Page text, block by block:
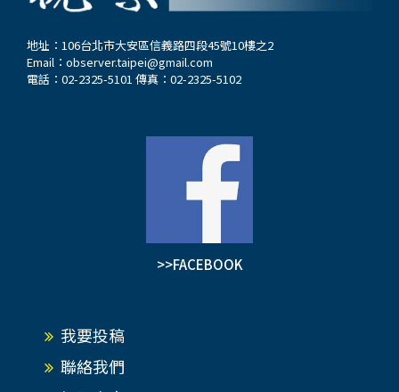
地址：106台北市大安區信義路四段45號10樓之2
Email： observer.taipei@gmail.com
電話：02-2325-5101 傳真：02-2325-5102
>>FACEBOOK
我要投稿
聯絡我們